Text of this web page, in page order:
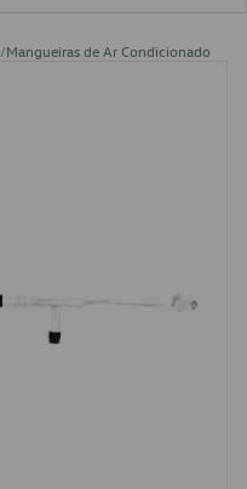
/Mangueiras de Ar Condicionado